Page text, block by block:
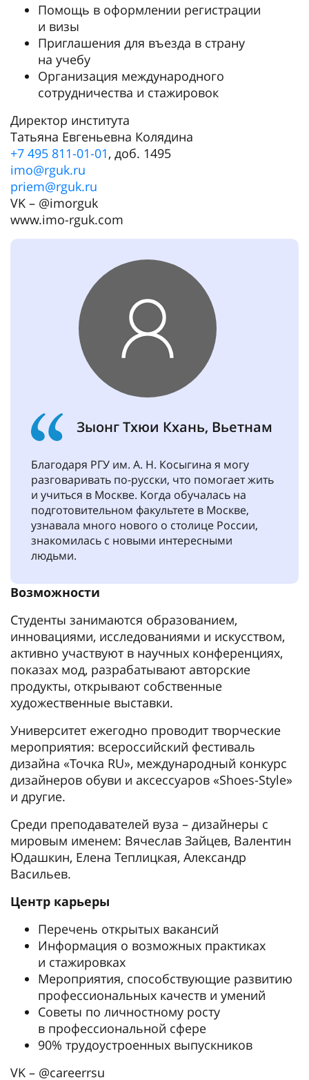
Помощь в оформлении регистрации
и визы
Приглашения для въезда в страну
на учебу
Организация международного
сотрудничества и стажировок
Директор института
Татьяна Евгеньевна Колядина
+7 495 811-01-01, доб. 1495
imo@rguk.ru
priem@rguk.ru
VK – @imorguk
www.imo-rguk.com
Зыонг Тхюи Кхань, Вьетнам
Благодаря РГУ им. А. Н. Косыгина я могу
разговаривать по-русски, что помогает жить
и учиться в Москве. Когда обучалась на
подготовительном факультете в Москве,
узнавала много нового о столице России,
знакомилась с новыми интересными
людьми.
Возможности
Студенты занимаются образованием,
инновациями, исследованиями и искусством,
активно участвуют в научных конференциях,
показах мод, разрабатывают авторские
продукты, открывают собственные
художественные выставки.
Университет ежегодно проводит творческие
мероприятия: всероссийский фестиваль
дизайна «Точка RU», международный конкурс
дизайнеров обуви и аксессуаров «Shoes-Style»
и другие.
Среди преподавателей вуза – дизайнеры с
мировым именем: Вячеслав Зайцев, Валентин
Юдашкин, Елена Теплицкая, Александр
Васильев.
Центр карьеры
Перечень открытых вакансий
Информация о возможных практиках
и стажировках
Мероприятия, способствующие развитию
профессиональных качеств и умений
Советы по личностному росту
в профессиональной сфере
90% трудоустроенных выпускников
VK – @careerrsu